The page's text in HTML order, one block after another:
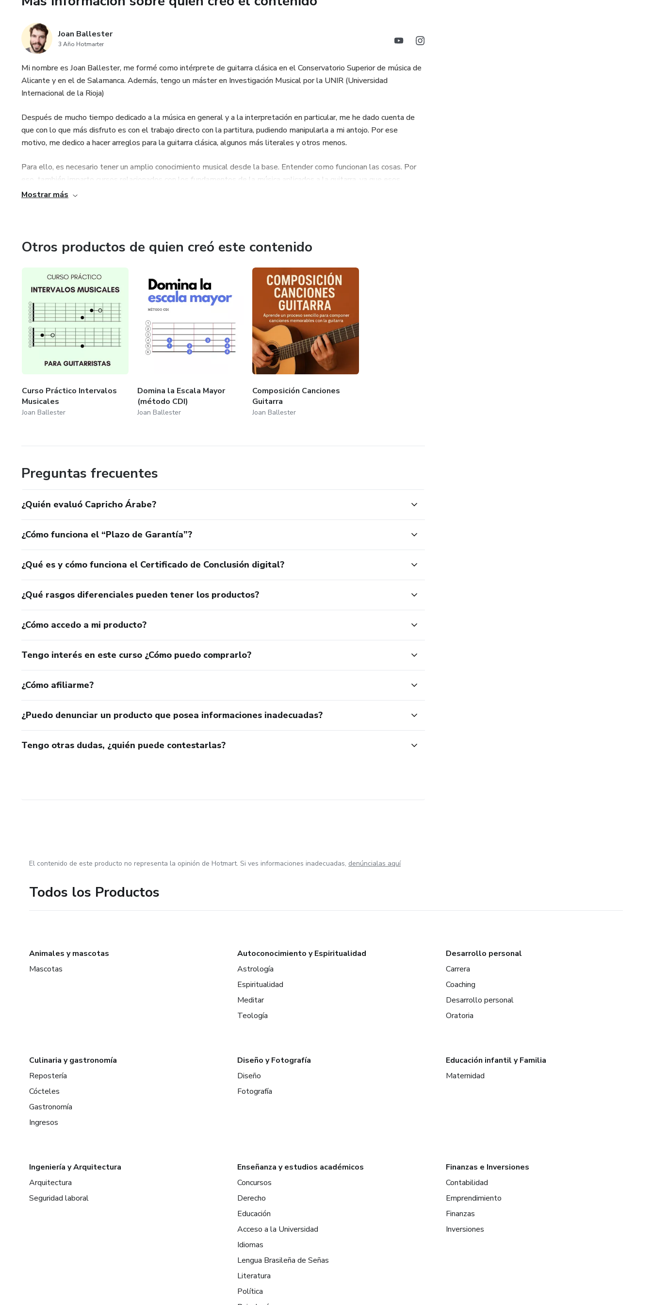
Joan Ballester
3 Año Hotmarter
Mi nombre es Joan Ballester, me formé como intérprete de guitarra clásica en el Conservatorio Superior de música de
Alicante y en el de Salamanca. Además, tengo un máster en Investigación Musical por la UNIR (Universidad
Internacional de la Rioja)
Después de mucho tiempo dedicado a la música en general y a la interpretación en particular, me he dado cuenta de
que con lo que más disfruto es con el trabajo directo con la partitura, pudiendo manipularla a mi antojo. Por ese
motivo, me dedico a hacer arreglos para la guitarra clásica, algunos más literales y otros menos.
Para ello, es necesario tener un amplio conocimiento musical desde la base. Entender como funcionan las cosas. Por
eso, también imparto cursos relacionados con los fundamentos de la música aplicados a la guitarra, ya que esos
fundamentos son imprescindibles para poder trabajar con partituras, y para conocer en profundidad el instrumento.
Mostrar más
Otros productos de quien creó este contenido
Curso Práctico Intervalos
Musicales
Joan Ballester
Domina la Escala Mayor
(método CDI)
Joan Ballester
Composición Canciones
Guitarra
Joan Ballester
Preguntas frecuentes
¿Quién evaluó Capricho Árabe?
¿Cómo funciona el “Plazo de Garantía”?
¿Qué es y cómo funciona el Certificado de Conclusión digital?
¿Qué rasgos diferenciales pueden tener los productos?
¿Cómo accedo a mi producto?
Tengo interés en este curso ¿Cómo puedo comprarlo?
¿Cómo afiliarme?
¿Puedo denunciar un producto que posea informaciones inadecuadas?
Tengo otras dudas, ¿quién puede contestarlas?
El contenido de este producto no representa la opinión de Hotmart. Si ves informaciones inadecuadas, denúncialas aquí
Todos los Productos
Animales y mascotas
Mascotas
Autoconocimiento y Espiritualidad
Astrología
Espiritualidad
Meditar
Teología
Desarrollo personal
Carrera
Coaching
Desarrollo personal
Oratoria
Culinaria y gastronomía
Repostería
Cócteles
Gastronomía
Ingresos
Diseño y Fotografía
Diseño
Fotografía
Educación infantil y Familia
Maternidad
Ingeniería y Arquitectura
Arquitectura
Seguridad laboral
Enseñanza y estudios académicos
Concursos
Derecho
Educación
Acceso a la Universidad
Idiomas
Lengua Brasileña de Señas
Literatura
Política
Finanzas e Inversiones
Contabilidad
Emprendimiento
Finanzas
Inversiones